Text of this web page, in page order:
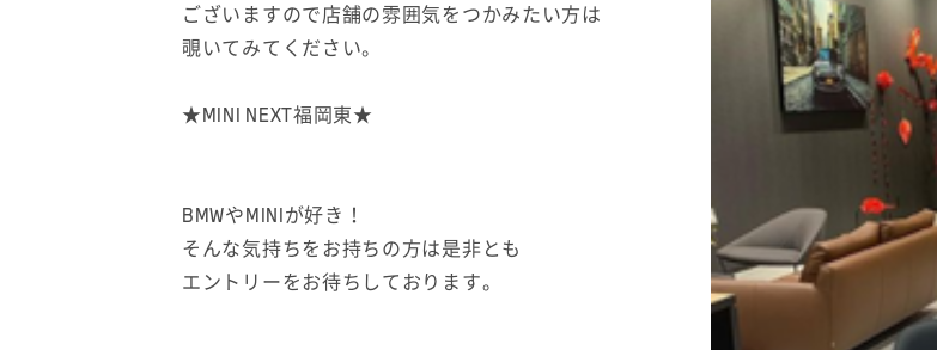
ございますので店舗の雰囲気をつかみたい方は
覗いてみてください。
★MINI NEXT福岡東★
BMWやMINIが好き！
そんな気持ちをお持ちの方は是非とも
エントリーをお待ちしております。